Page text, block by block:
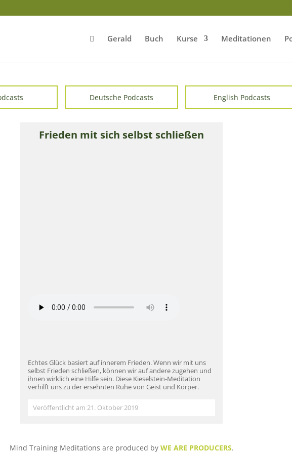
Gerald Buch Kurse Meditationen
Deutsche Podcasts English Podcasts
Frieden mit sich selbst schließen
Echtes Glück basiert auf innerem Frieden. Wenn wir mit uns
selbst Frieden schließen, können wir auf andere zugehen und
ihnen wirklich eine Hilfe sein. Diese Kieselstein-Meditation
verhilft uns zu der ersehnten Ruhe von Geist und Körper.
Veröffentlicht am 21. Oktober 2019
Mind Training Meditations are produced by WE ARE PRODUCERS.